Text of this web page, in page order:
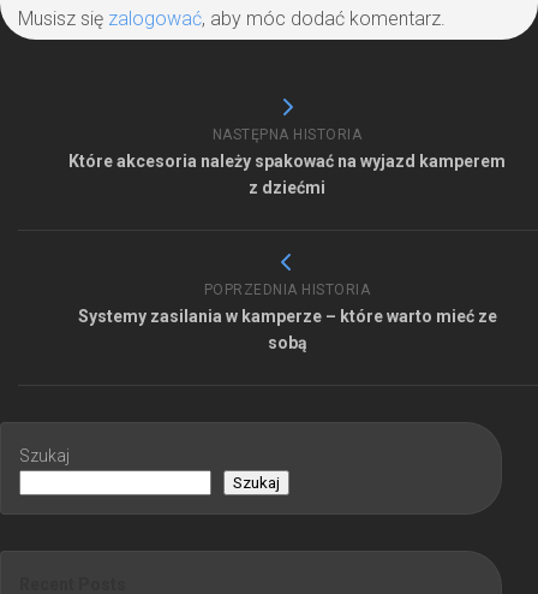
Musisz się zalogować, aby móc dodać komentarz.
NASTĘPNA HISTORIA
Które akcesoria należy spakować na wyjazd kamperem
z dziećmi
POPRZEDNIA HISTORIA
Systemy zasilania w kamperze – które warto mieć ze
sobą
Szukaj
Szukaj